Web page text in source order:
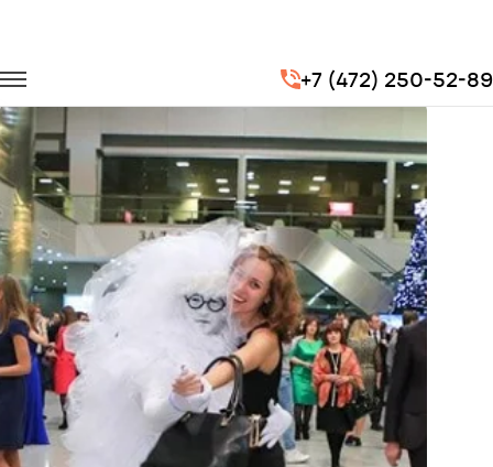
+7 (472) 250-52-89
Корпоративные перевозки
Новогодний корпоратив компании Ингосстрах